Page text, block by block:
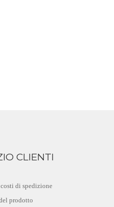
CLIENTI
di spedizione
prodotto